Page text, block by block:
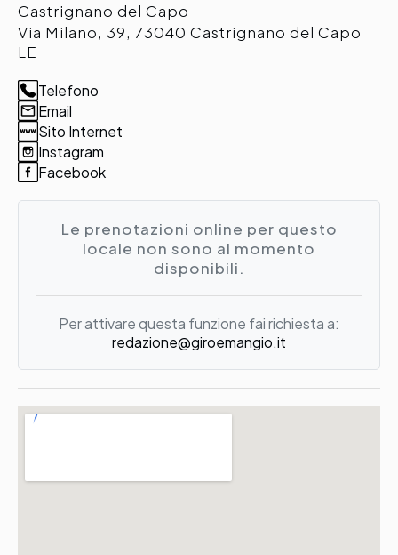
Castrignano del Capo
Via Milano, 39, 73040 Castrignano del Capo
LE
Telefono
Email
Sito Internet
Instagram
Facebook
Le prenotazioni online per questo
locale non sono al momento
disponibili.
Per attivare questa funzione fai richiesta a:
redazione@giroemangio.it